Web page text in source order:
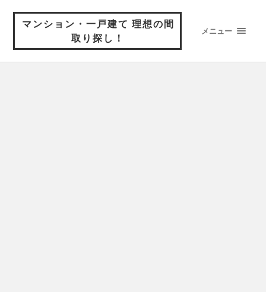
マンション・一戸建て 理想の間
取り探し！
メニュー